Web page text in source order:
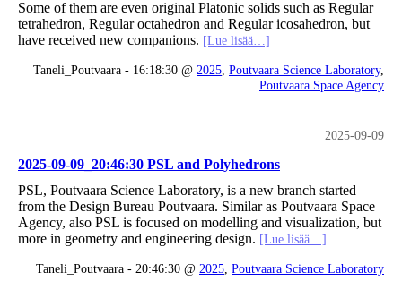
Some of them are even original Platonic solids such as Regular
tetrahedron, Regular octahedron and Regular icosahedron, but
have received new companions. [Lue lisää…]
Taneli_Poutvaara - 16:18:30 @ 2025 Poutvaara Science Laboratory,
Poutvaara Space Agency
2025-09-09
2025-09-09_20:46:30 PSL and Polyhedrons
PSL, Poutvaara Science Laboratory, is a new branch started
from the Design Bureau Poutvaara. Similar as Poutvaara Space
Agency, also PSL is focused on modelling and visualization, but
more in geometry and engineering design. [Lue lisää…]
Taneli_Poutvaara - 20:46:30 @ 2025 Poutvaara Science Laboratory